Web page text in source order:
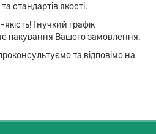
стандартів якості.
Гнучкий графік
пакування Вашого замовлення.
та відповімо на